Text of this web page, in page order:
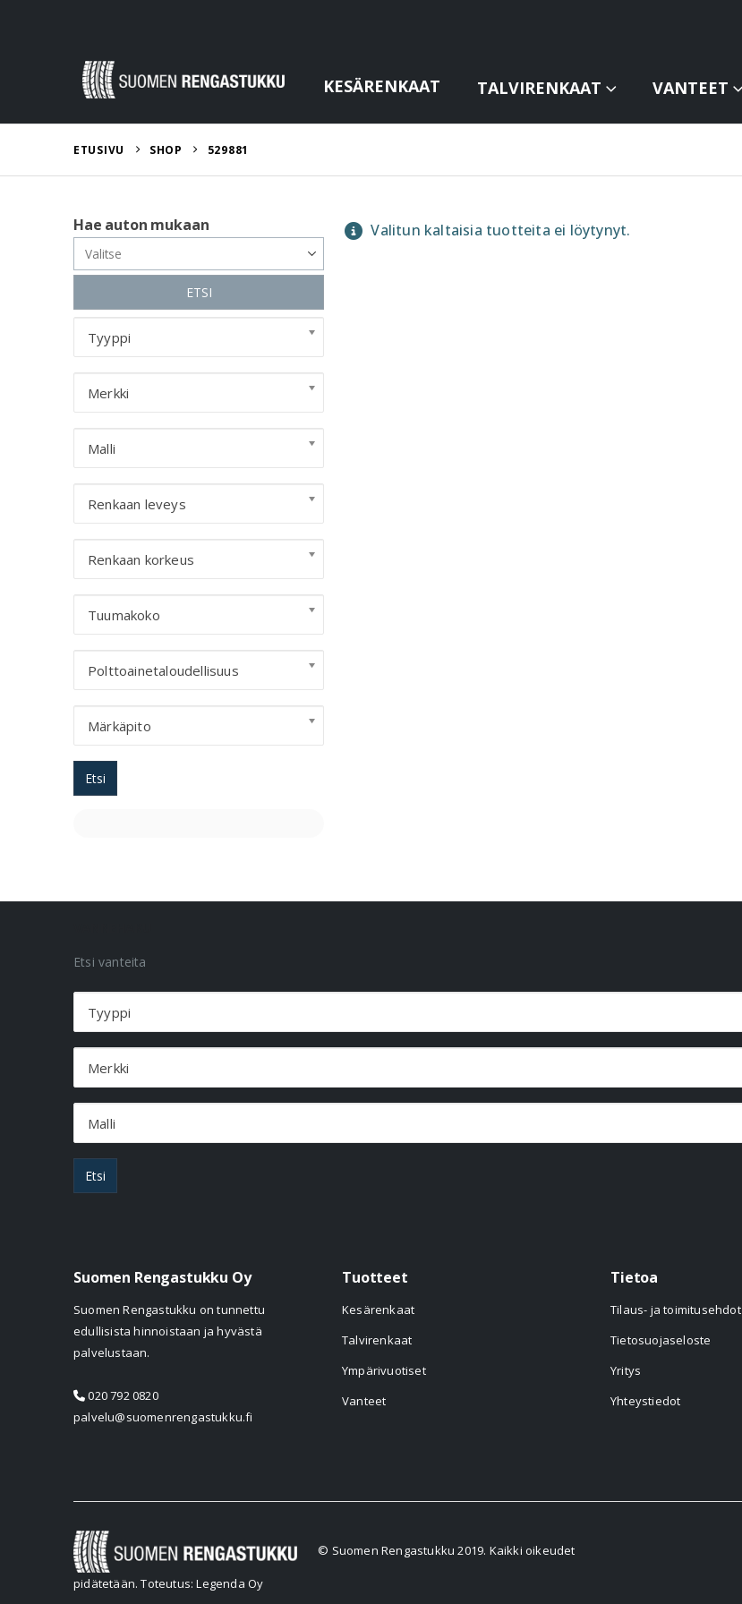
KESÄRENKAAT TALVIRENKAAT VANTEET
ETUSIVU SHOP 529881
Valitun kaltaisia tuotteita ei löytynyt.
Hae auton mukaan
ETSI
Tyyppi
Merkki
Malli
Renkaan leveys
Renkaan korkeus
Tuumakoko
Polttoainetaloudellisuus
Märkäpito
Etsi
Etsi vanteita
Tyyppi
Merkki
Malli
Etsi
Suomen Rengastukku Oy
Suomen Rengastukku on tunnettu
edullisista hinnoistaan ja hyvästä
palvelustaan.
020 792 0820
palvelu@suomenrengastukku.fi
Tuotteet
Kesärenkaat
Talvirenkaat
Ympärivuotiset
Vanteet
Tietoa
Tilaus- ja toimitusehdot
Tietosuojaseloste
Yritys
Yhteystiedot
© Suomen Rengastukku 2019. Kaikki oikeudet
pidätetään.Toteutus: Legenda Oy